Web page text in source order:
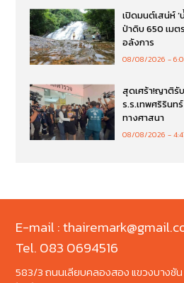
เปิดมนต์เสน่ห์ ‘
ป่าดิบ 650 เม
อลังการ
08/08/2026
สุดเศร้า!ญาติรั
ร.ร.เทพศริรินท
ทางศาสนา
08/08/2026
E-mail :
Tel. 083 0694516
583/3 ถนนเลียบคลองสอง แขวงบางชั